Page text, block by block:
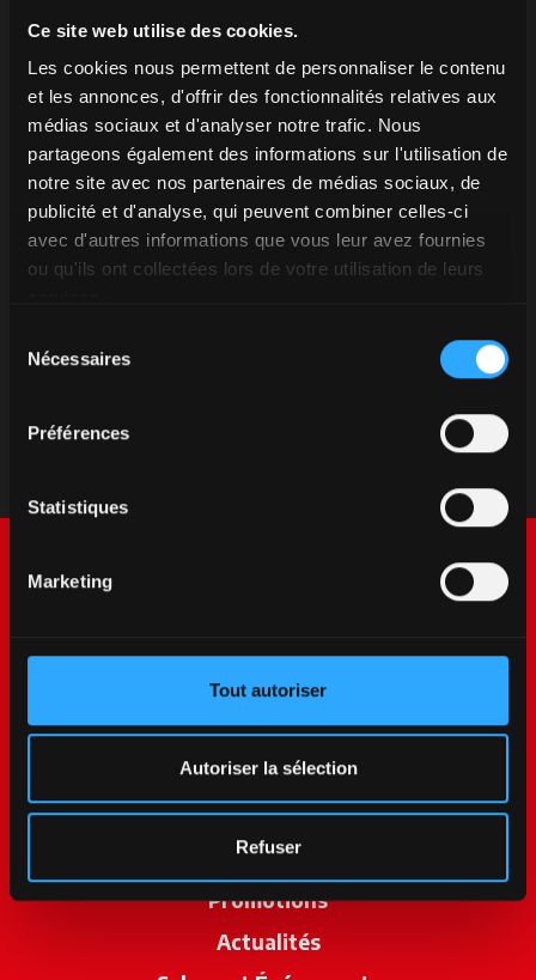
Ce site web utilise des cookies.
Les cookies nous permettent de personnaliser le contenu
et les annonces, d'offrir des fonctionnalités relatives aux
médias sociaux et d'analyser notre trafic. Nous
partageons également des informations sur l'utilisation de
notre site avec nos partenaires de médias sociaux, de
publicité et d'analyse, qui peuvent combiner celles-ci
avec d'autres informations que vous leur avez fournies
ou qu'ils ont collectées lors de votre utilisation de leurs
Nécessaires
Préférences
Statistiques
Marketing
Tout autoriser
Autoriser la sélection
Refuser
McCormick World
Produits
Services
Promotions
Actualités